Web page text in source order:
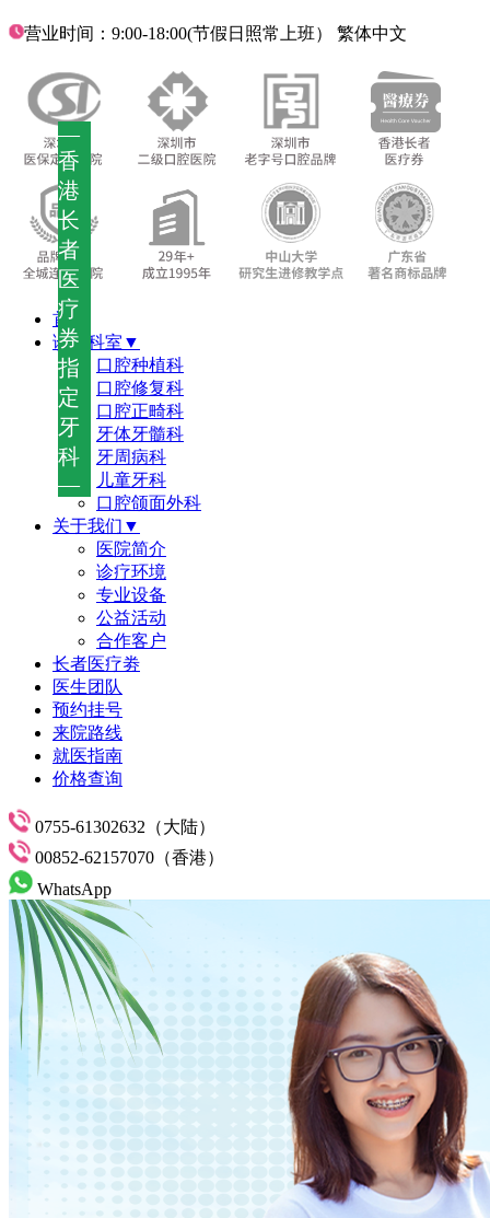
—
香
港
长
者
医
疗
券
指
定
牙
科
—
营业时间：9:00-18:00(节假日照常上班） 繁体中文
首页
诊疗科室▼
口腔种植科
口腔修复科
口腔正畸科
牙体牙髓科
牙周病科
儿童牙科
口腔颌面外科
关于我们▼
医院简介
诊疗环境
专业设备
公益活动
合作客户
长者医疗劵
医生团队
预约挂号
来院路线
就医指南
价格查询
0755-61302632（大陆）
00852-62157070（香港）
WhatsApp